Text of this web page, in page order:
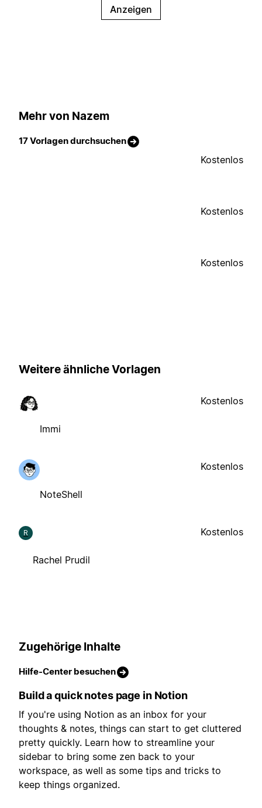
Anzeigen
Mehr von Nazem
17 Vorlagen durchsuchen
Kostenlos
Kostenlos
Kostenlos
Weitere ähnliche Vorlagen
Immi
Kostenlos
NoteShell
Kostenlos
R
Rachel Prudil
Kostenlos
Zugehörige Inhalte
Hilfe-Center besuchen
Build a quick notes page in Notion
If you're using Notion as an inbox for your
thoughts & notes, things can start to get cluttered
pretty quickly. Learn how to streamline your
sidebar to bring some zen back to your
workspace, as well as some tips and tricks to
keep things organized.